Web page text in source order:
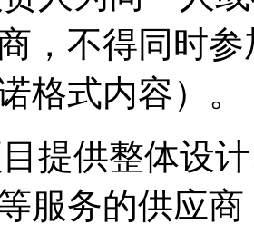
，不得同时
格式内容）。
提供整体设
服务的供应